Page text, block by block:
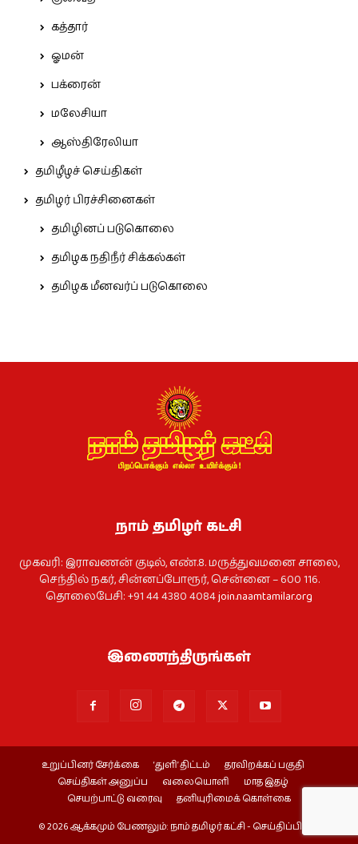
கத்தார்
ஓமன்
பக்ரைன்
மலேசியா
ஆஸ்திரேலியா
தமிழீழச் செய்திகள்
தமிழர் பிரச்சினைகள்
தமிழினப் படுகொலை
தமிழக நதிநீர் சிக்கல்கள்
தமிழக மீனவர்ப் படுகொலை
நாம் தமிழர் கட்சி
முகவரி: இராவணன் குடில், எண்.8. மருத்துவமனை சாலை,
செந்தில் நகர், சின்னப்போரூர், சென்னை – 600 116.
தொலைபேசி: +91 44 4380 4084join.naamtamilar.org
இணைந்திருங்கள்
உறுப்பினர் சேர்க்கை ‘துளி’ திட்டம்
தரவிறக்கப் பகுதி
செய்திகள் அனுப்ப
வலையொளி
மாத இதழ்
செயற்பாட்டு வரைவு
தனியுரிமைக் கொள்கை
© 2026 ஆக்கமும் பேணலும்: நாம் தமிழர் கட்சி - செய்திப்பிரிவு